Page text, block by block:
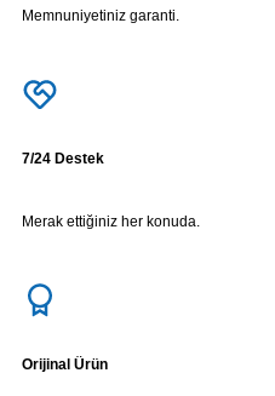
Memnuniyetiniz garanti.
7/24 Destek
Merak ettiğiniz her konuda.
Orijinal Ürün